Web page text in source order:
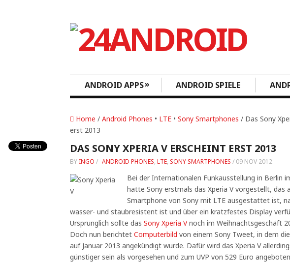
ANDROID APPS» ANDROID SPIELE
Home / Android Phones • LTE • Sony Smartphones / Das Sony
erst 2013
DAS SONY XPERIA V ERSCHEINT ERST 2013
BY INGO / ANDROID PHONES, LTE, SONY SMARTPHONES / 09 NOV 2012
Bei der Internationalen Funkausstellung in Berlin
hatte Sony erstmals das Xperia V vorgestellt, das
Smartphone von Sony mit LTE ausgestattet ist,
wasser- und staubresistent ist und über ein kratzfestes Display
Ursprünglich sollte das Sony Xperia Vnoch im Weihnachtsgeschäft
Doch nun berichtet Computerbild von einem Sony Tweet, in dem
auf Januar 2013 angekündigt wurde. Dafür wird das Xperia V
günstiger sein als vorgesehen und zum UVP von 529 Euro